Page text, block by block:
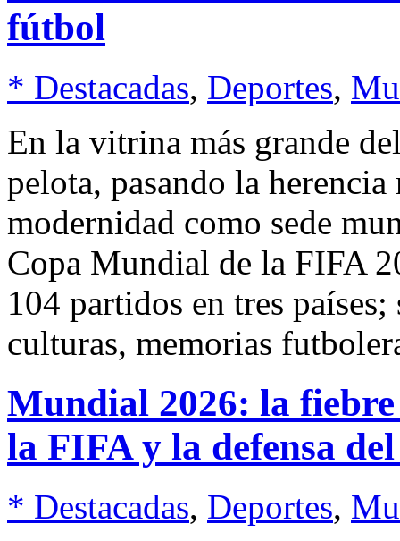
fútbol
* Destacadas, Deportes,
En la vitrina más grande
pelota, pasando la
modernidad como sede
Copa Mundial de la FIFA
104 partidos en tres
culturas, memorias
Mundial 2026: la
la FIFA y la defensa
* Destacadas, Deportes,